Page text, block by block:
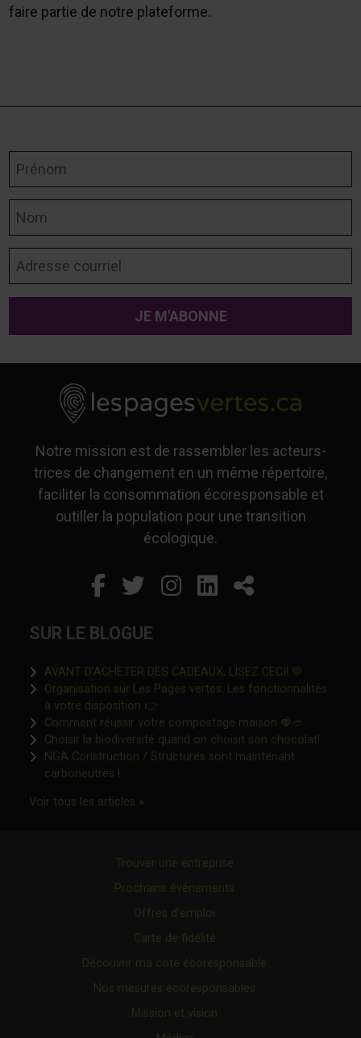
faire partie de notre plateforme.
Notre mission est de rassembler les acteurs-
trices de changement en un même répertoire,
faciliter la consommation écoresponsable et
outiller la population pour une transition
écologique.
Facebook
Ce lien s'ouvrira dans
Twitter
Ce lien s'ouvrira
Instagram
Ce lien s'ouvrira
LinkedIn
Ce lienPartager
SUR LE BLOGUE
AVANT D’ACHETER DES CADEAUX, LISEZ CECI! 💚
Organisation sur Les Pages vertes: Les fonctionnalités
à votre disposition 👉Ce lien s'ouvrira dans une nouvelle
Comment réussir votre compostage maison 🍓🥙
Choisir la biodiversité quand on choisit son chocolat!Ce lien
NGA Construction / Structures sont maintenant
carboneutres !Ce lien s'ouvrira dans une nouvelle fenêtre"
Voir tous les articles »Ce lien s'ouvrira dans une nouvelle
Trouver une entreprise
Prochains événements
Offres d’emploi
Carte de fidélité
Découvrir ma cote écoresponsable
Nos mesures écoresponsables
Mission et vision